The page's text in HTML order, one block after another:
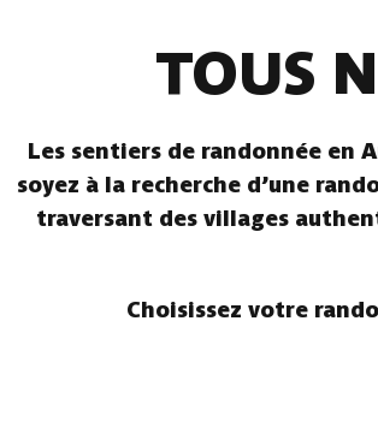
TOUS
Les sentiers de randonnée en
soyez à la recherche d’une
traversant des villages
Choisissez votre